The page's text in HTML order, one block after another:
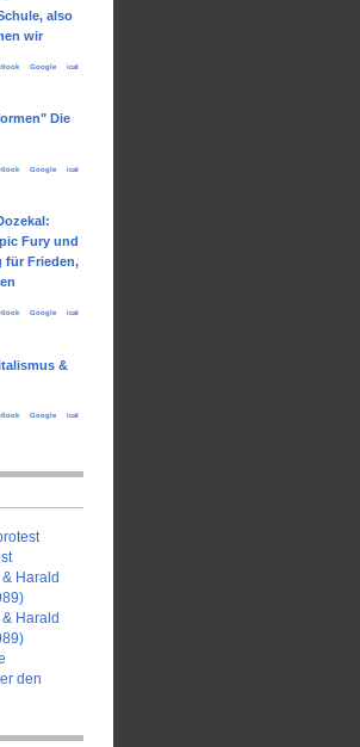
also
wir
ical
Google
Die
ical
Google
Fury und
für Frieden,
ical
Google
&
ical
Google
Harald
Harald
den